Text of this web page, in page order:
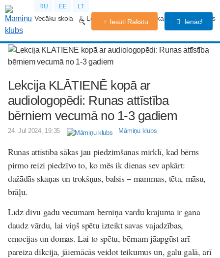
RU EE LT
Vecāku skola E-Lekcijas Grūtniecības kalendārs Forums
Iesūti Rakstu Ienāc!
Lekcija KLĀTIENĒ kopā ar
audiologopēdi: Runas attīstība
bērniem vecumā no 1-3 gadiem
24. Jul 2024, 19:35 Māmiņu klubs
Runas attīstība sākas jau piedzimšanas mirklī, kad bērns
pirmo reizi piedzīvo to, ko mēs ik dienas sev apkārt:
dažādās skaņas un trokšņus, balsis – mammas, tēta, māsu,
brāļu.
Līdz divu gadu vecumam bērniņa vārdu krājumā ir gana
daudz vārdu, lai viņš spētu izteikt savas vajadzības,
emocijas un domas. Lai to spētu, bērnam jāapgūst arī
pareiza dikcija, jāiemācās veidot teikumus un, galu galā, arī